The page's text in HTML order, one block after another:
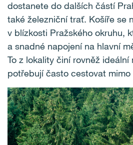
dostanete do dalších částí
také železniční trať. Košíře se
v blízkosti Pražského okruhu,
a snadné napojení na hlavní
To z lokality činí rovněž
potřebují často cestovat mimo